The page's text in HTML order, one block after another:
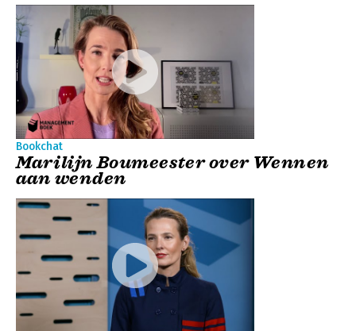
Bookchat
Marilijn Boumeester over Wennen
aan wenden